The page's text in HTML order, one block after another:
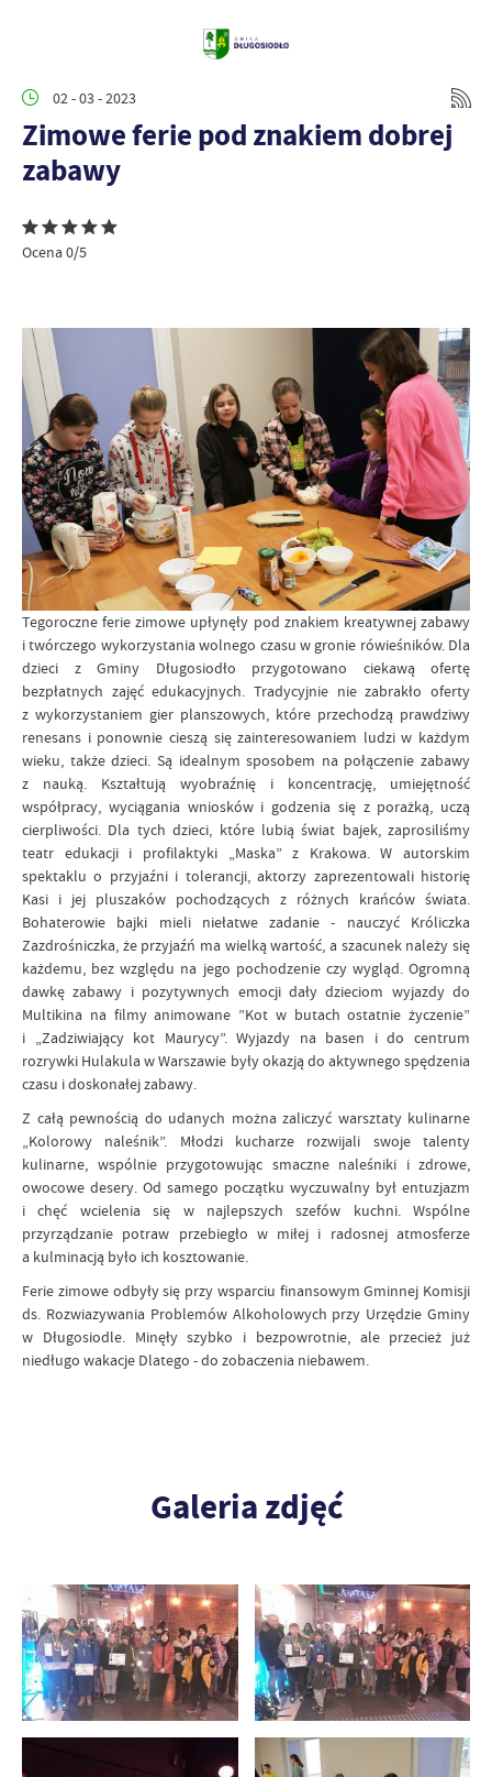
02 - 03 - 2023
Zimowe ferie pod znakiem dobrej
zabawy
Ocena 0/5
Tegoroczne ferie zimowe upłynęły pod znakiem kreatywnej zabawy
i twórczego wykorzystania wolnego czasu w gronie rówieśników. Dla
dzieci z Gminy Długosiodło przygotowano ciekawą ofertę
bezpłatnych zajęć edukacyjnych. Tradycyjnie nie zabrakło oferty
z wykorzystaniem gier planszowych, które przechodzą prawdziwy
renesans i ponownie cieszą się zainteresowaniem ludzi w każdym
wieku, także dzieci. Są idealnym sposobem na połączenie zabawy
z nauką. Kształtują wyobraźnię i koncentrację, umiejętność
współpracy, wyciągania wniosków i godzenia się z porażką, uczą
cierpliwości. Dla tych dzieci, które lubią świat bajek, zaprosiliśmy
teatr edukacji i profilaktyki „Maska” z Krakowa. W autorskim
spektaklu o przyjaźni i tolerancji, aktorzy zaprezentowali historię
Kasi i jej pluszaków pochodzących z różnych krańców świata.
Bohaterowie bajki mieli niełatwe zadanie - nauczyć Króliczka
Zazdrośniczka, że przyjaźń ma wielką wartość, a szacunek należy się
każdemu, bez względu na jego pochodzenie czy wygląd. Ogromną
dawkę zabawy i pozytywnych emocji dały dzieciom wyjazdy do
Multikina na filmy animowane ”Kot w butach ostatnie życzenie”
i „Zadziwiający kot Maurycy”. Wyjazdy na basen i do centrum
rozrywki Hulakula w Warszawie były okazją do aktywnego spędzenia
czasu i doskonałej zabawy.
Z całą pewnością do udanych można zaliczyć warsztaty kulinarne
„Kolorowy naleśnik”. Młodzi kucharze rozwijali swoje talenty
kulinarne, wspólnie przygotowując smaczne naleśniki i zdrowe,
owocowe desery. Od samego początku wyczuwalny był entuzjazm
i chęć wcielenia się w najlepszych szefów kuchni. Wspólne
przyrządzanie potraw przebiegło w miłej i radosnej atmosferze
a kulminacją było ich kosztowanie.
Ferie zimowe odbyły się przy wsparciu finansowym Gminnej Komisji
ds. Rozwiazywania Problemów Alkoholowych przy Urzędzie Gminy
w Długosiodle. Minęły szybko i bezpowrotnie, ale przecież już
niedługo wakacje Dlatego - do zobaczenia niebawem.
Galeria zdjęć